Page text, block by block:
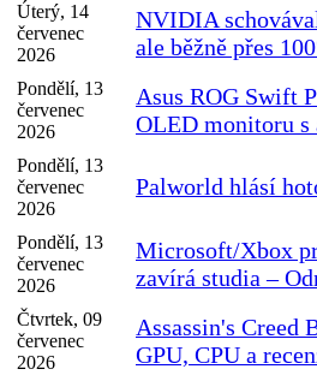
Úterý, 14
červenec
2026
NVIDIA
ale běžně přes
Pondělí, 13
červenec
2026
Asus ROG Swift
OLED monitoru s
Pondělí, 13
červenec
2026
Palworld hlásí
Pondělí, 13
červenec
2026
Microsoft/Xbox
zavírá studia –
Čtvrtek, 09
červenec
2026
Assassin's Creed
GPU, CPU a